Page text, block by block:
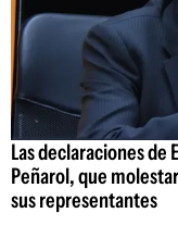
Las declaraciones
Peñarol, que
sus representantes